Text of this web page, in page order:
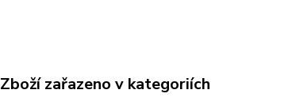
Zboží zařazeno v kategoriích